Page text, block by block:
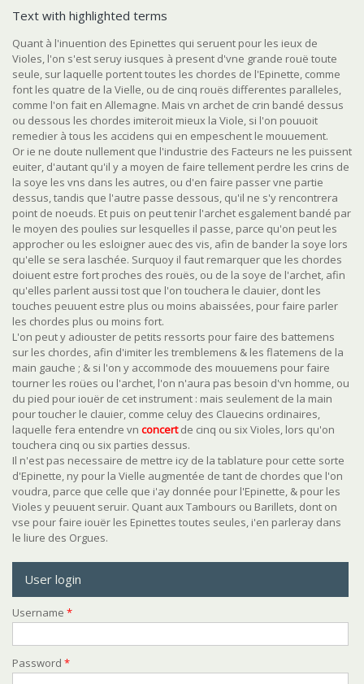
Text with highlighted terms
Quant à l'inuention des Epinettes qui seruent pour les ieux de
Violes, l'on s'est seruy iusques à present d'vne grande rouë toute
seule, sur laquelle portent toutes les chordes de l'Epinette, comme
font les quatre de la Vielle, ou de cinq rouës differentes paralleles,
comme l'on fait en Allemagne. Mais vn archet de crin bandé dessus
ou dessous les chordes imiteroit mieux la Viole, si l'on pouuoit
remedier à tous les accidens qui en empeschent le mouuement.
Or ie ne doute nullement que l'industrie des Facteurs ne les puissent
euiter, d'autant qu'il y a moyen de faire tellement perdre les crins de
la soye les vns dans les autres, ou d'en faire passer vne partie
dessus, tandis que l'autre passe dessous, qu'il ne s'y rencontrera
point de noeuds. Et puis on peut tenir l'archet esgalement bandé par
le moyen des poulies sur lesquelles il passe, parce qu'on peut les
approcher ou les esloigner auec des vis, afin de bander la soye lors
qu'elle se sera laschée. Surquoy il faut remarquer que les chordes
doiuent estre fort proches des rouës, ou de la soye de l'archet, afin
qu'elles parlent aussi tost que l'on touchera le clauier, dont les
touches peuuent estre plus ou moins abaissées, pour faire parler
les chordes plus ou moins fort.
L'on peut y adiouster de petits ressorts pour faire des battemens
sur les chordes, afin d'imiter les tremblemens & les flatemens de la
main gauche ; & si l'on y accommode des mouuemens pour faire
tourner les roües ou l'archet, l'on n'aura pas besoin d'vn homme, ou
du pied pour iouër de cet instrument : mais seulement de la main
pour toucher le clauier, comme celuy des Clauecins ordinaires,
laquelle fera entendre vn concertde cinq ou six Violes, lors qu'on
touchera cinq ou six parties dessus.
Il n'est pas necessaire de mettre icy de la tablature pour cette sorte
d'Epinette, ny pour la Vielle augmentée de tant de chordes que l'on
voudra, parce que celle que i'ay donnée pour l'Epinette, & pour les
Violes y peuuent seruir. Quant aux Tambours ou Barillets, dont on
vse pour faire iouër les Epinettes toutes seules, i'en parleray dans
le liure des Orgues.
User login
Username *
Password *